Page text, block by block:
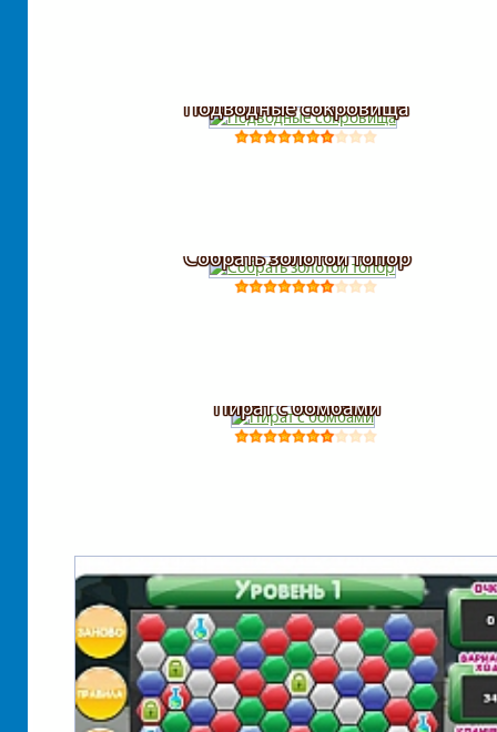
Подводные сокровища
Собрать золотой топор
Пират с бомбами